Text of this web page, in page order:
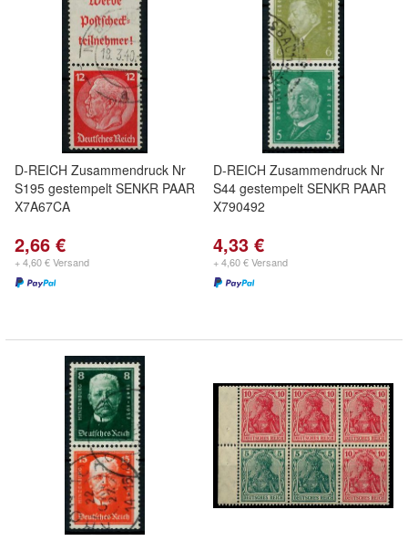
D-REICH Zusammendruck Nr
S195 gestempelt SENKR PAAR
X7A67CA
2,66 €
+ 4,60 € Versand
D-REICH Zusammendruck Nr
S44 gestempelt SENKR PAAR
X790492
4,33 €
+ 4,60 € Versand